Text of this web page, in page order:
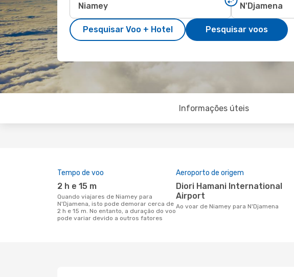
Pesquisar Voo + Hotel Pesquisar voos
Informações úteis
Tempo de voo
2 h e 15 m
Quando viajares de Niamey para
N'Djamena, isto pode demorar cerca de
2 h e 15 m. No entanto, a duração do voo
pode variar devido a outros fatores
Aeroporto de origem
Diori Hamani International
Airport
Ao voar de Niamey para N'Djamena